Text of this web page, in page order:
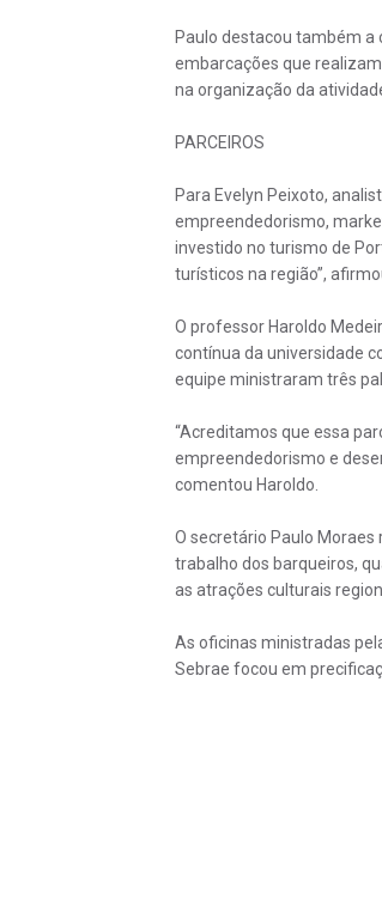
Paulo destacou também a
embarcações que
na organização da
PARCEIROS
Para Evelyn Peixoto,
empreendedorismo,
investido no turismo de
turísticos na região”,
O professor Haroldo
contínua da universidade
equipe ministraram três
“Acreditamos que essa
empreendedorismo e
comentou Haroldo.
O secretário Paulo
trabalho dos barqueiros,
as atrações culturais
As oficinas ministradas
Sebrae focou em